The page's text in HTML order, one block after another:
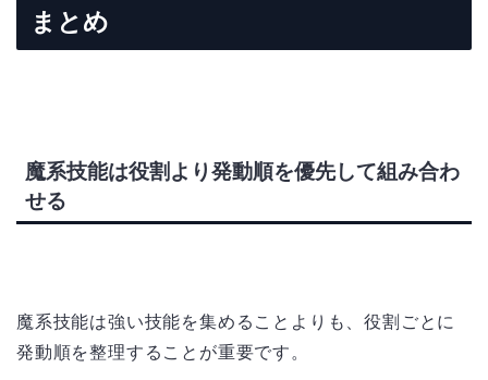
まとめ
魔系技能は役割より発動順を優先して組み合わ
せる
魔系技能は強い技能を集めることよりも、役割ごとに
発動順を整理することが重要です。